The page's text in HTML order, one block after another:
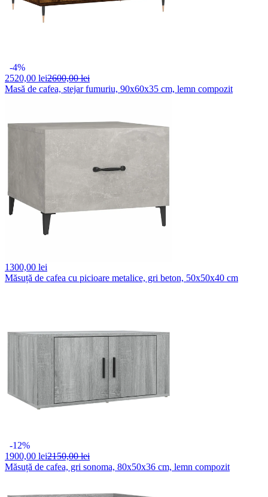
-4%
2520,00 lei2600,00 lei
Masă de cafea, stejar fumuriu, 90x60x35 cm, lemn compozit
1300,00 lei
Măsuță de cafea cu picioare metalice, gri beton, 50x50x40 cm
-12%
1900,00 lei2150,00 lei
Măsuță de cafea, gri sonoma, 80x50x36 cm, lemn compozit